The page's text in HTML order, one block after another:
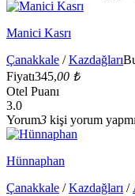
Manici Kasrı
Çanakkale /Kazdağları
Fiyatı345,00 ₺
Otel Puanı
3.0
Yorum3 kişi yorum
Hünnaphan
Çanakkale /Kazdağları /